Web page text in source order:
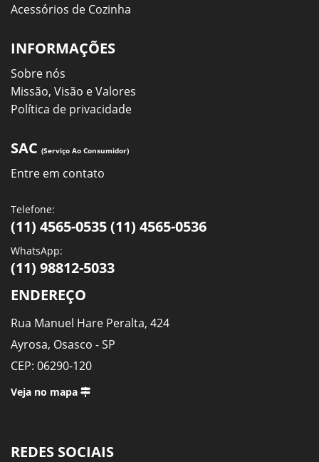
Acessórios de Cozinha
INFORMAÇÕES
Sobre nós
Missão, Visão e Valores
Política de privacidade
SAC (Serviço Ao Consumidor)
Entre em contato
Telefone:
(11) 4565-0535 (11) 4565-0536
WhatsApp:
(11) 98812-5033
ENDEREÇO
Rua Manuel Hare Peralta, 424
Ayrosa, Osasco - SP
CEP: 06290-120
Veja no mapa
REDES SOCIAIS